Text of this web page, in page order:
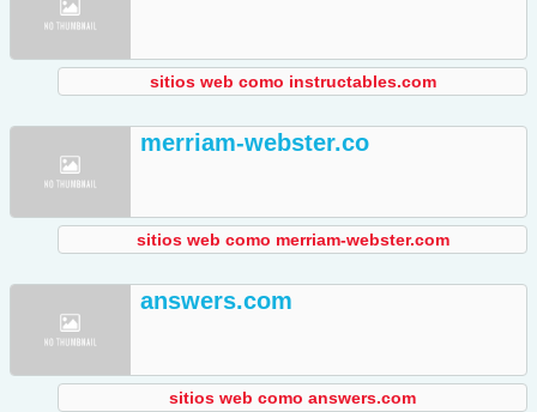
sitios web como instructables.com
merriam-webster.co
sitios web como merriam-webster.com
answers.com
sitios web como answers.com